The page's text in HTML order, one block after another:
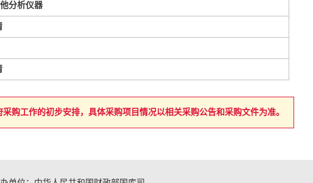
分析仪器
购工作的初步安排，具体采购项目情况以相关采购公告和采购文件为准。